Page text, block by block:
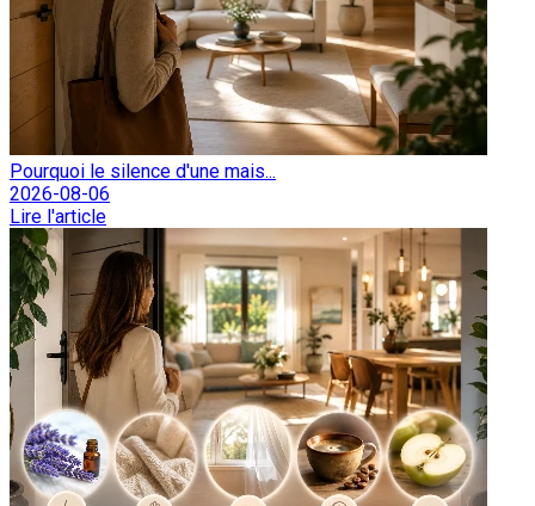
Pourquoi le silence d'une mais...
2026-08-06
Lire l'article